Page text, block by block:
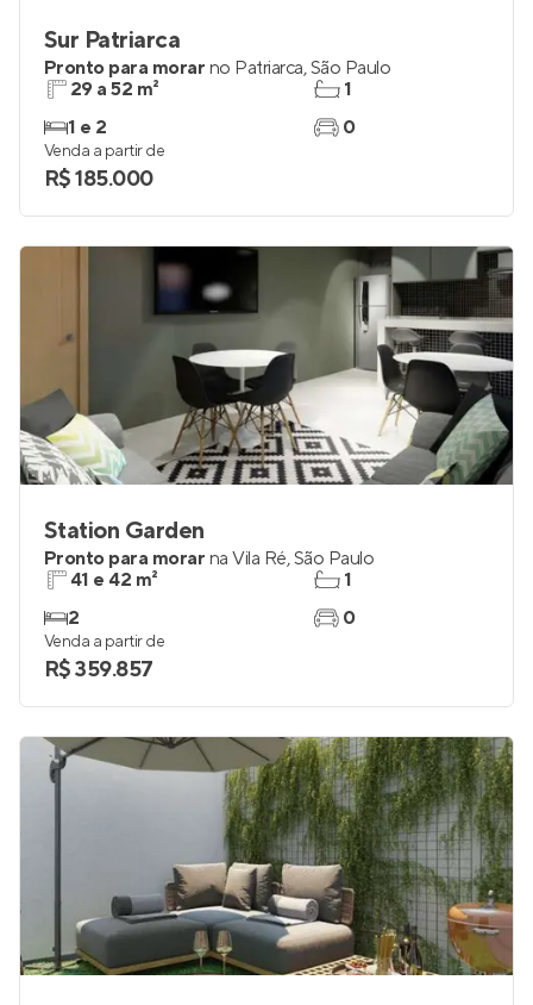
Sur Patriarca
Pronto para morar no Patriarca,São Paulo
29 a 52 m²
1 e 2
1
0
Venda a partir de
R$ 185.000
Station Garden
Pronto para morar na Vila Ré,São Paulo
41 e 42 m²
2
1
0
Venda a partir de
R$ 359.857